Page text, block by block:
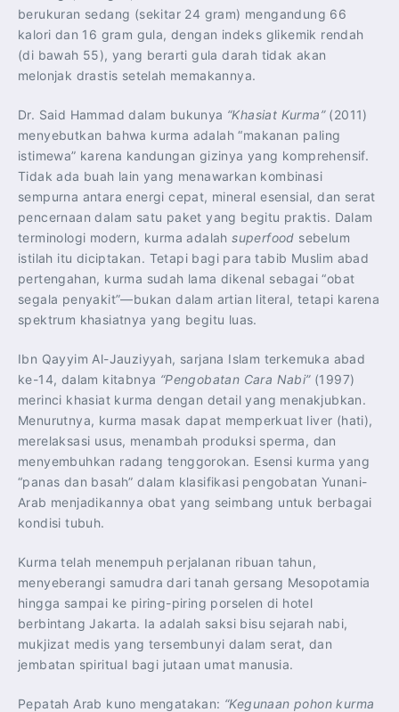
berukuran sedang (sekitar 24 gram) mengandung 66
kalori dan 16 gram gula, dengan indeks glikemik rendah
(di bawah 55), yang berarti gula darah tidak akan
melonjak drastis setelah memakannya.
Dr. Said Hammad dalam bukunya “Khasiat Kurma”(2011)
menyebutkan bahwa kurma adalah “makanan paling
istimewa” karena kandungan gizinya yang komprehensif.
Tidak ada buah lain yang menawarkan kombinasi
sempurna antara energi cepat, mineral esensial, dan serat
pencernaan dalam satu paket yang begitu praktis. Dalam
terminologi modern, kurma adalahsuperfood sebelum
istilah itu diciptakan. Tetapi bagi para tabib Muslim abad
pertengahan, kurma sudah lama dikenal sebagai “obat
segala penyakit”—bukan dalam artian literal, tetapi karena
spektrum khasiatnya yang begitu luas.
Ibn Qayyim Al-Jauziyyah, sarjana Islam terkemuka abad
ke-14, dalam kitabnya “Pengobatan Cara Nabi”(1997)
merinci khasiat kurma dengan detail yang menakjubkan.
Menurutnya, kurma masak dapat memperkuat liver (hati),
merelaksasi usus, menambah produksi sperma, dan
menyembuhkan radang tenggorokan. Esensi kurma yang
“panas dan basah” dalam klasifikasi pengobatan Yunani-
Arab menjadikannya obat yang seimbang untuk berbagai
kondisi tubuh.
Kurma telah menempuh perjalanan ribuan tahun,
menyeberangi samudra dari tanah gersang Mesopotamia
hingga sampai ke piring-piring porselen di hotel
berbintang Jakarta. Ia adalah saksi bisu sejarah nabi,
mukjizat medis yang tersembunyi dalam serat, dan
jembatan spiritual bagi jutaan umat manusia.
Pepatah Arab kuno mengatakan: “Kegunaan pohon kurma